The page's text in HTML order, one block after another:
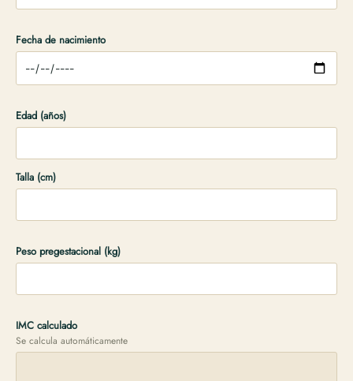
Fecha de nacimiento
Edad (años)
Talla (cm)
Peso pregestacional (kg)
IMC calculado
Se calcula automáticamente